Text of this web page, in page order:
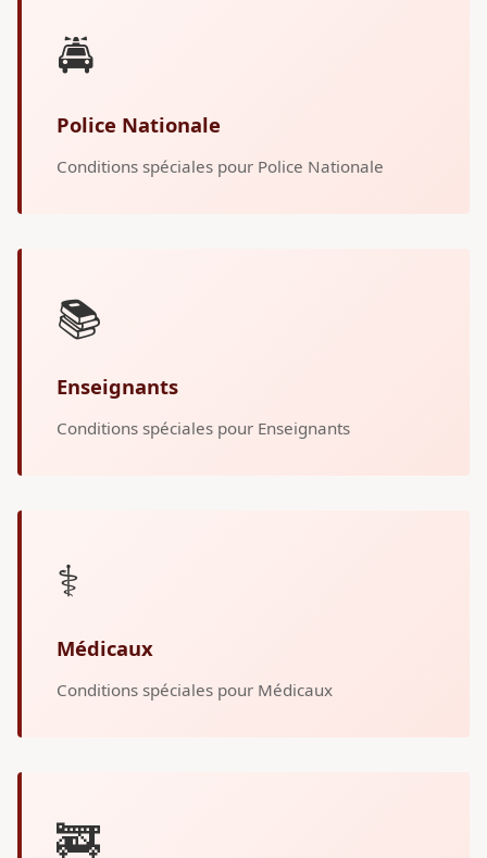
🚔
Police Nationale
Conditions spéciales pour Police Nationale
📚
Enseignants
Conditions spéciales pour Enseignants
⚕️
Médicaux
Conditions spéciales pour Médicaux
🚒